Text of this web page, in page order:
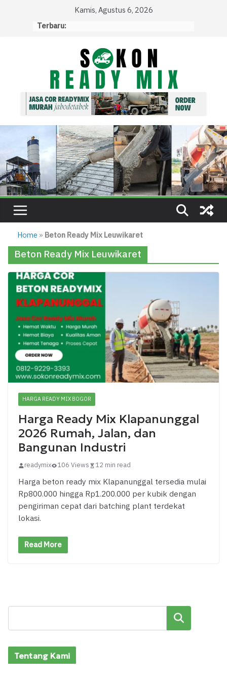
Kamis, Agustus 6, 2026
Terbaru:
Home » Beton Ready Mix Leuwikaret
Beton Ready Mix Leuwikaret
HARGA READY MIX BOGOR
Harga Ready Mix Klapanunggal
2026 Rumah, Jalan, dan
Bangunan Industri
readymix 106 Views 12 min read
Harga beton ready mix Klapanunggal tersedia mulai
Rp800.000 hingga Rp1.200.000 per kubik dengan
pengiriman cepat dari batching plant terdekat
lokasi.
Read More
Cari
Tentang Kami